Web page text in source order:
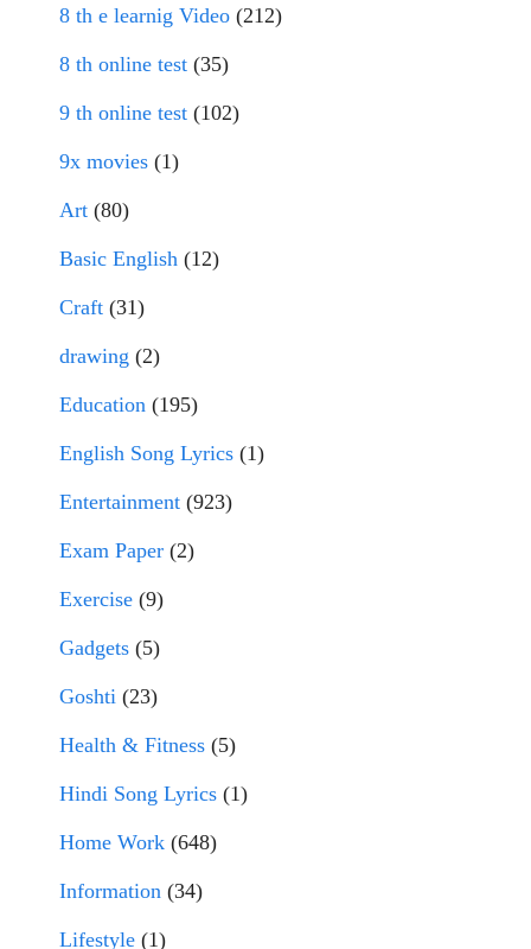
8 th e learnig Video (212)
8 th online test (35)
9 th online test (102)
9x movies (1)
Art (80)
Basic English (12)
Craft (31)
drawing (2)
Education (195)
English Song Lyrics (1)
Entertainment (923)
Exam Paper (2)
Exercise (9)
Gadgets (5)
Goshti (23)
Health & Fitness (5)
Hindi Song Lyrics (1)
Home Work (648)
Information (34)
Lifestyle (1)